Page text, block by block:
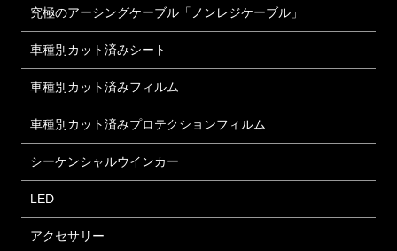
究極のアーシングケーブル「ノンレジケーブル」
車種別カット済みシート
車種別カット済みフィルム
車種別カット済みプロテクションフィルム
シーケンシャルウインカー
LED
アクセサリー